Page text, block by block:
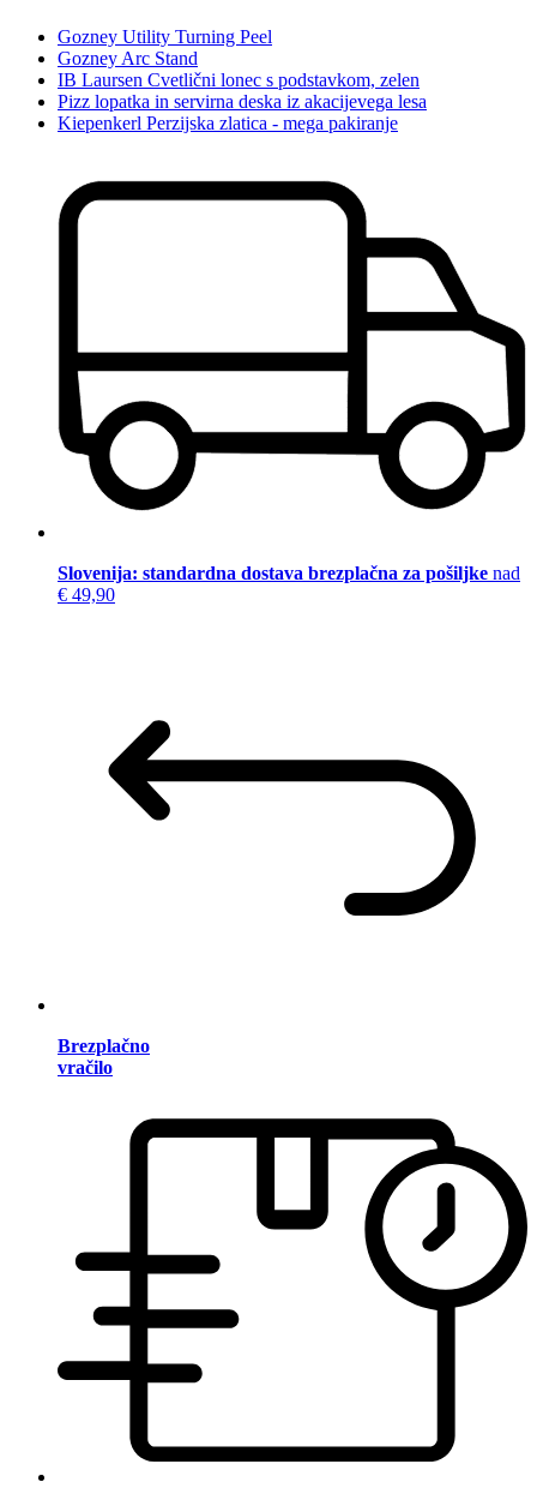
Gozney Utility Turning Peel
Gozney Arc Stand
IB Laursen Cvetlični lonec s podstavkom, zelen
Pizz lopatka in servirna deska iz akacijevega lesa
Kiepenkerl Perzijska zlatica - mega pakiranje
Slovenija: standardna dostava brezplačna za pošiljke nad
€ 49,90
Brezplačno
vračilo